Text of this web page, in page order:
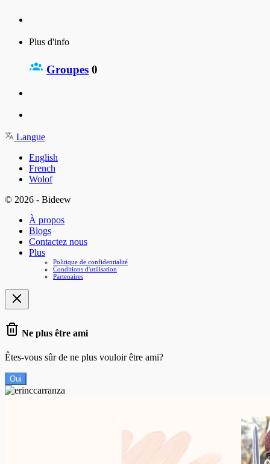
Plus d'info
Groupes 0
Langue
English
French
Wolof
© 2026 - Bideew
À propos
Blogs
Contactez nous
Plus
Politique de confidentialité
Conditions d'utilisation
Partenaires
Ne plus être ami
Êtes-vous sûr de ne plus vouloir être ami?
Oui